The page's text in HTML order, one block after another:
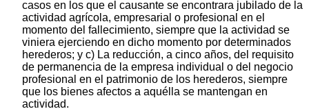
casos en los que el causante se encontrara jubilado de la
actividad agrícola, empresarial o profesional en el
momento del fallecimiento, siempre que la actividad se
viniera ejerciendo en dicho momento por determinados
herederos; y c) La reducción, a cinco años, del requisito
de permanencia de la empresa individual o del negocio
profesional en el patrimonio de los herederos, siempre
que los bienes afectos a aquélla se mantengan en
actividad.